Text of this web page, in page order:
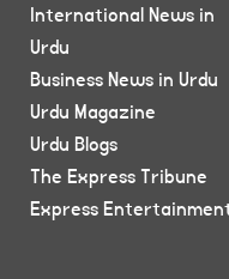
International News in
Urdu
Business News in Urdu
Urdu Magazine
Urdu Blogs
The Express Tribune
Express